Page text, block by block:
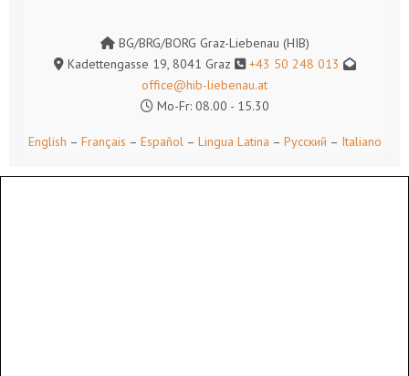
BG/BRG/BORG Graz-Liebenau (HIB)
Kadettengasse 19, 8041 Graz
+43 50 248 013
office@hib-liebenau.at
Mo-Fr: 08.00 - 15.30
English – Français – Español– Lingua Latina – Русский – Italiano